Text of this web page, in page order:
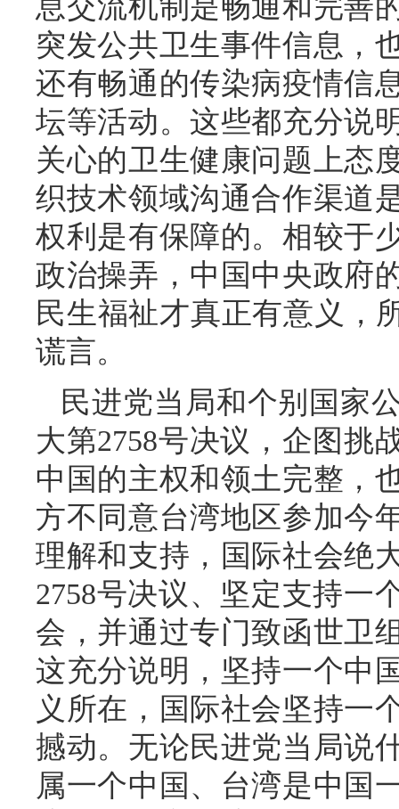
息交流机制是畅通和完善
突发公共卫生事件信息，
还有畅通的传染病疫情信
坛等活动。这些都充分说
关心的卫生健康问题上态
织技术领域沟通合作渠道
权利是有保障的。相较于
政治操弄，中国中央政府
民生福祉才真正有意义，
谎言。
民进党当局和个别国家
大第2758号决议，企图挑
中国的主权和领土完整，
方不同意台湾地区参加今
理解和支持，国际社会绝
2758号决议、坚定支持一
会，并通过专门致函世卫
这充分说明，坚持一个中
义所在，国际社会坚持一
撼动。无论民进党当局说
属一个中国、台湾是中国